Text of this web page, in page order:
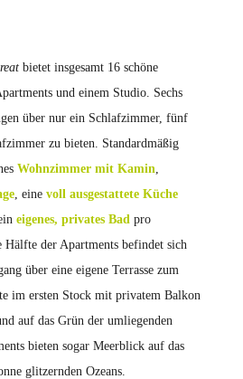
bietet insgesamt 16 schöne
und einem Studio. Sechs
über nur ein Schlafzimmer, fünf
zu bieten. Standardmäßig
Wohnzimmer mit Kamin,
, eine voll ausgestattete Küche
eigenes, privates Badpro
der Apartments befindet sich
über eine eigene Terrasse zum
im ersten Stock mit privatem Balkon
auf das Grün der umliegenden
bieten sogar Meerblick auf das
glitzernden Ozeans.